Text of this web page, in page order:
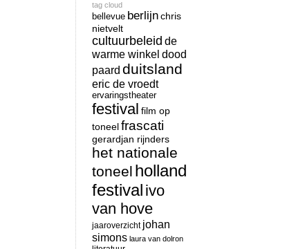
tag cloud
bellevue berlijnchris
nietvelt
cultuurbeleid de
warme winkel dood
paard duitsland
eric de vroedt
ervaringstheater
festival film op
toneelfrascati
gerardjan rijnders
het nationale
toneel holland
festival ivo
van hove
jaaroverzicht johan
simons laura van dolron